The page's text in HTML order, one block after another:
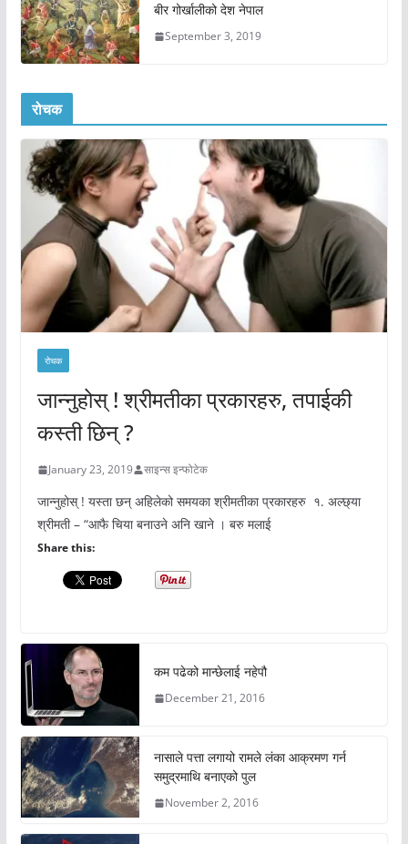
बीर गोर्खालीको देश नेपाल
September 3, 2019
रोचक
रोचक
जान्नुहोस् ! श्रीमतीका प्रकारहरु, तपाईकी
कस्ती छिन् ?
January 23, 2019 साइन्स इन्फोटेक
जान्नुहोस् ! यस्ता छन् अहिलेको समयका श्रीमतीका प्रकारहरु १. अल्छ्या
श्रीमती – “आफै चिया बनाउने अनि खाने । बरु मलाई
Share this:
कम पढेको मान्छेलाई नहेपौ
December 21, 2016
नासाले पत्ता लगायो रामले लंका आक्रमण गर्न
समुद्रमाथि बनाएको पुल
November 2, 2016